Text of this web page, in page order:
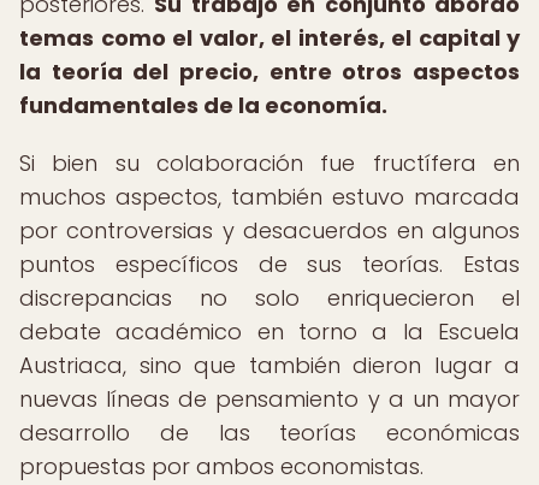
temas como el valor, el interés, el capital y
la teoría del precio, entre otros aspectos
fundamentales de la economía.
Si bien su colaboración fue fructífera en
muchos aspectos, también estuvo marcada
por controversias y desacuerdos en algunos
puntos específicos de sus teorías. Estas
discrepancias no solo enriquecieron el
debate académico en torno a la Escuela
Austriaca, sino que también dieron lugar a
nuevas líneas de pensamiento y a un mayor
desarrollo de las teorías económicas
propuestas por ambos economistas.